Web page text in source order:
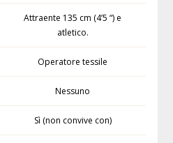
Attraente 135 cm (4’5 “) e
atletico.
Operatore tessile
Nessuno
Sì (non convive con)